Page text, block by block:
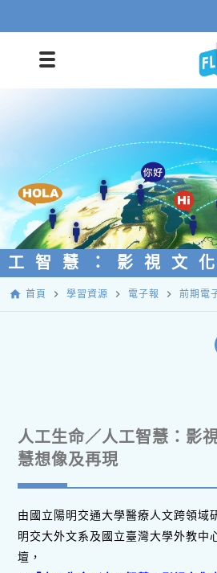
工智慧：影視文
home 首頁 navigate_next 學習資源 navigate_next 電子報 navigate_next 前期電
人工生命／人工智慧：影
慧想像及再現
由國立陽明交通大學醫療人文跨領域
明交大外文系及國立臺灣大學外教中
壇，